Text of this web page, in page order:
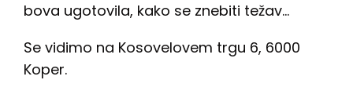
bova ugotovila, kako se znebiti težav…
Se vidimo na Kosovelovem trgu 6, 6000
Koper.